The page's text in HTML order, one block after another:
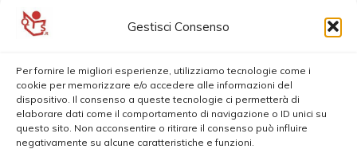
Gestisci Consenso
Per fornire le migliori esperienze, utilizziamo tecnologie come i
cookie per memorizzare e/o accedere alle informazioni del
dispositivo. Il consenso a queste tecnologie ci permetterà di
elaborare dati come il comportamento di navigazione o ID unici su
questo sito. Non acconsentire o ritirare il consenso può influire
negativamente su alcune caratteristiche e funzioni.